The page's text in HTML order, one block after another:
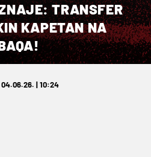
TRANSFER
KAPETAN NA
04.06.26. | 10:24